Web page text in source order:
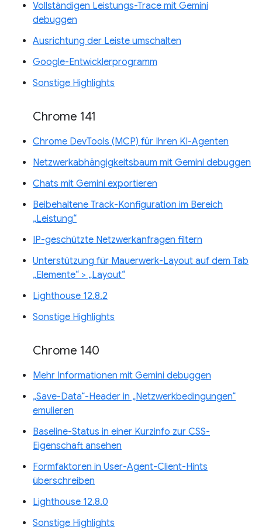
Vollständigen Leistungs-Trace mit Gemini
debuggen
Ausrichtung der Leiste umschalten
Google-Entwicklerprogramm
Sonstige Highlights
Chrome 141
Chrome DevTools (MCP) für Ihren KI-Agenten
Netzwerkabhängigkeitsbaum mit Gemini debuggen
Chats mit Gemini exportieren
Beibehaltene Track-Konfiguration im Bereich
„Leistung“
IP-geschützte Netzwerkanfragen filtern
Unterstützung für Mauerwerk-Layout auf dem Tab
„Elemente“ > „Layout“
Lighthouse 12.8.2
Sonstige Highlights
Chrome 140
Mehr Informationen mit Gemini debuggen
„Save-Data“-Header in „Netzwerkbedingungen“
emulieren
Baseline-Status in einer Kurzinfo zur CSS-
Eigenschaft ansehen
Formfaktoren in User-Agent-Client-Hints
überschreiben
Lighthouse 12.8.0
Sonstige Highlights